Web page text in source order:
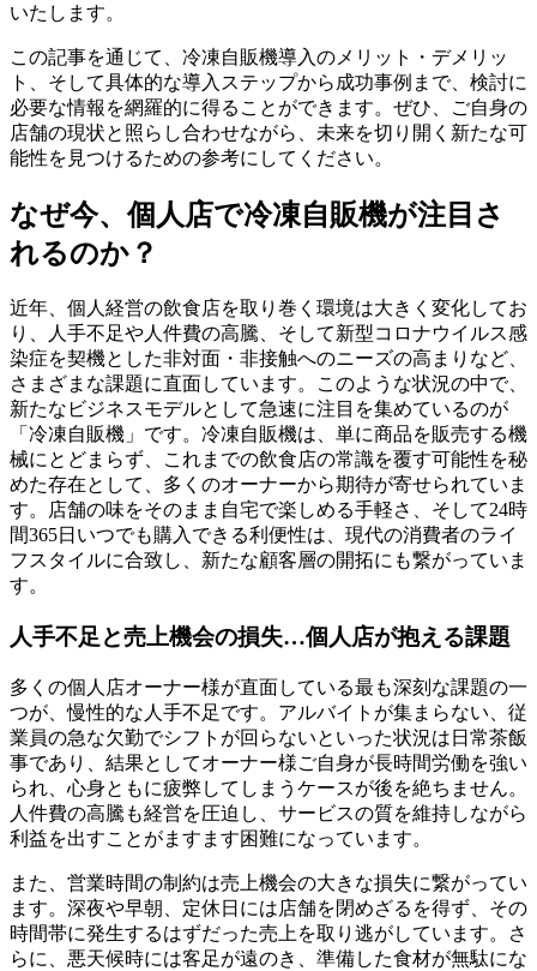
いたします。
この記事を通じて、冷凍自販機導入のメリット・デメリッ
ト、そして具体的な導入ステップから成功事例まで、検討に
必要な情報を網羅的に得ることができます。ぜひ、ご自身の
店舗の現状と照らし合わせながら、未来を切り開く新たな可
能性を見つけるための参考にしてください。
なぜ今、個人店で冷凍自販機が注目さ
れるのか？
近年、個人経営の飲食店を取り巻く環境は大きく変化してお
り、人手不足や人件費の高騰、そして新型コロナウイルス感
染症を契機とした非対面・非接触へのニーズの高まりなど、
さまざまな課題に直面しています。このような状況の中で、
新たなビジネスモデルとして急速に注目を集めているのが
「冷凍自販機」です。冷凍自販機は、単に商品を販売する機
械にとどまらず、これまでの飲食店の常識を覆す可能性を秘
めた存在として、多くのオーナーから期待が寄せられていま
す。店舗の味をそのまま自宅で楽しめる手軽さ、そして24時
間365日いつでも購入できる利便性は、現代の消費者のライ
フスタイルに合致し、新たな顧客層の開拓にも繋がっていま
す。
人手不足と売上機会の損失…個人店が抱える課題
多くの個人店オーナー様が直面している最も深刻な課題の一
つが、慢性的な人手不足です。アルバイトが集まらない、従
業員の急な欠勤でシフトが回らないといった状況は日常茶飯
事であり、結果としてオーナー様ご自身が長時間労働を強い
られ、心身ともに疲弊してしまうケースが後を絶ちません。
人件費の高騰も経営を圧迫し、サービスの質を維持しながら
利益を出すことがますます困難になっています。
また、営業時間の制約は売上機会の大きな損失に繋がってい
ます。深夜や早朝、定休日には店舗を閉めざるを得ず、その
時間帯に発生するはずだった売上を取り逃がしています。さ
らに、悪天候時には客足が遠のき、準備した食材が無駄にな